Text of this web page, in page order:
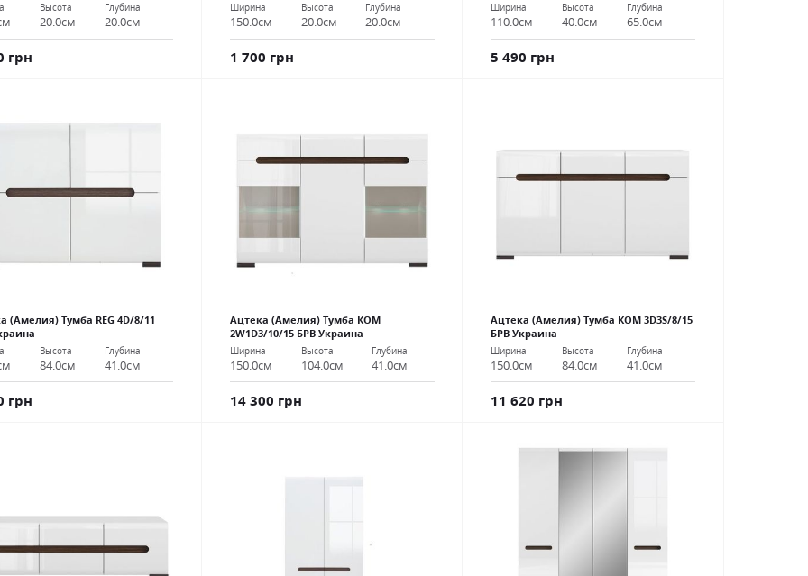
Высота
20.0см
Глубина
20.0см
грн
Ширина
150.0см
Высота
20.0см
Глубина
20.0см
1 700 грн
Ширина
110.0см
Высота
40.0см
Глубина
65.0см
5 490 грн
(Амелия) Тумба REG 4D/8/11
Высота
84.0см
Глубина
41.0см
грн
Ацтека (Амелия) Тумба КОМ
2W1D3/10/15 БРВ Украина
Ширина
150.0см
Высота
104.0см
Глубина
41.0см
14 300 грн
Ацтека (Амелия) Тумба КОМ 3D3S/8/15
БРВ Украина
Ширина
150.0см
Высота
84.0см
Глубина
41.0см
11 620 грн